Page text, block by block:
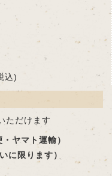
込)
ただけます
ヤマト運輸）
に限ります）